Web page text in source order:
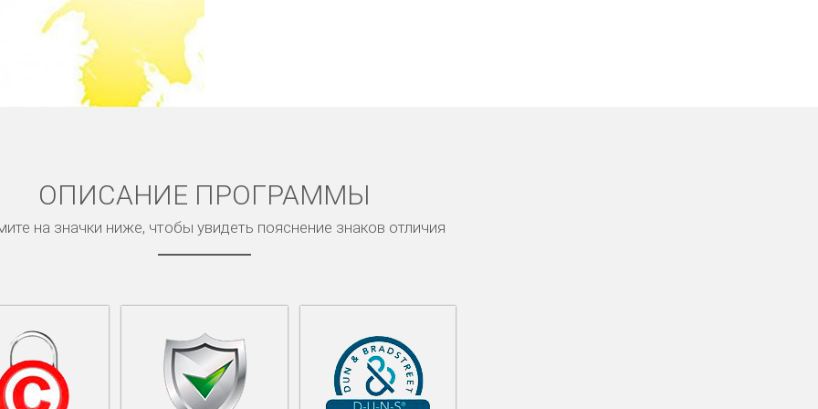
ОПИСАНИЕ ПРОГРАММЫ
на значки ниже, чтобы увидеть пояснение знаков отличия